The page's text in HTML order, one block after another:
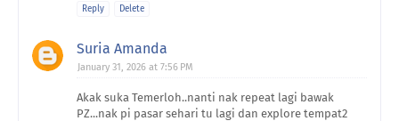
Reply Delete
Suria Amanda
January 31, 2026 at 7:56 PM
Akak suka Temerloh..nanti nak repeat lagi bawak
PZ...nak pi pasar sehari tu lagi dan explore tempat2